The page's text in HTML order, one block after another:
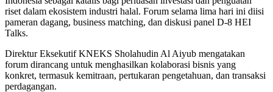
riset dalam ekosistem industri halal. Forum selama lima hari ini diisi
pameran dagang, business matching, dan diskusi panel D-8 HEI
Talks.
Direktur Eksekutif KNEKS Sholahudin Al Aiyub mengatakan
forum dirancang untuk menghasilkan kolaborasi bisnis yang
konkret, termasuk kemitraan, pertukaran pengetahuan, dan transaksi
perdagangan.